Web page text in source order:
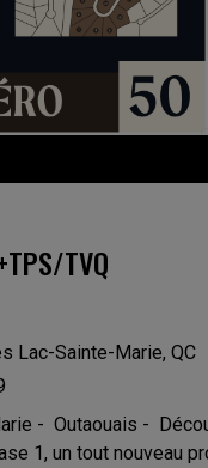
TVQ
Lac-Sainte-Marie, QC
- Outaouais -
1, un tout nouveau